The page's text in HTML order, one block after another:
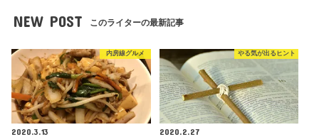
NEW POST このライターの最新記事
内房線グルメ
2020.3.13
やる気が出るヒント
2020.2.27